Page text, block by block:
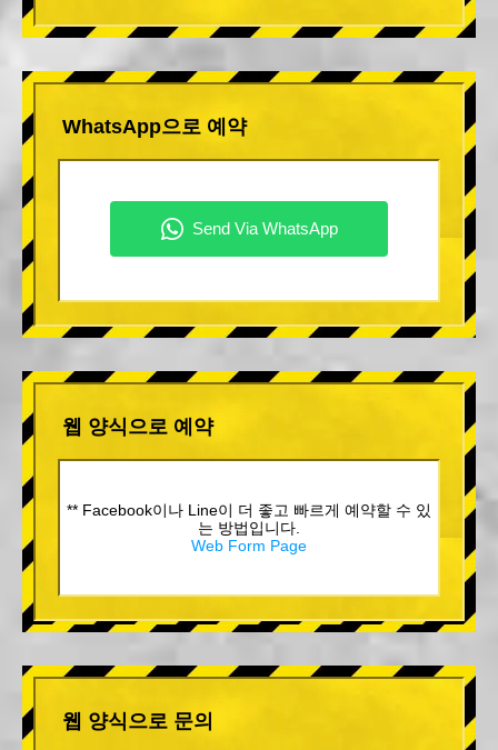
WhatsApp으로 예약
웹 양식으로 예약
** Facebook이나 Line이 더 좋고 빠르게 예약할 수 있
는 방법입니다.
Web Form Page
웹 양식으로 문의